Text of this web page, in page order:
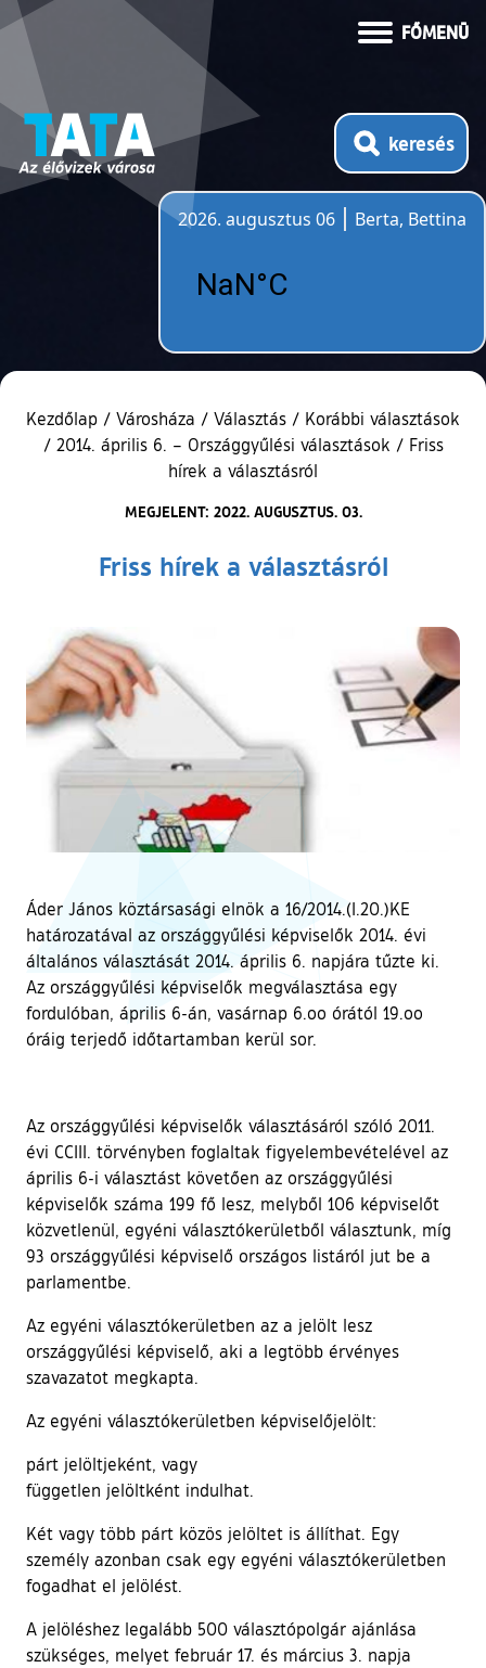
FŐMENÜ
keresés
2026. augusztus 06
Berta, Bettina
Kezdőlap / Városháza / Választás / Korábbi választások
/ 2014. április 6. – Országgyűlési választások / Friss
hírek a választásról
MEGJELENT: 2022. AUGUSZTUS. 03.
Friss hírek a választásról
Áder János köztársasági elnök a 16/2014.(I.20.)KE
határozatával az országgyűlési képviselők 2014. évi
általános választását 2014. április 6. napjára tűzte ki.
Az országgyűlési képviselők megválasztása egy
fordulóban, április 6-án, vasárnap 6.oo órától 19.oo
óráig terjedő időtartamban kerül sor.
Az országgyűlési képviselők választásáról szóló 2011.
évi CCIII. törvényben foglaltak figyelembevételével az
április 6-i választást követően az országgyűlési
képviselők száma 199 fő lesz, melyből 106 képviselőt
közvetlenül, egyéni választókerületből választunk, míg
93 országgyűlési képviselő országos listáról jut be a
parlamentbe.
Az egyéni választókerületben az a jelölt lesz
országgyűlési képviselő, aki a legtöbb érvényes
szavazatot megkapta.
Az egyéni választókerületben képviselőjelölt:
párt jelöltjeként, vagy
független jelöltként indulhat.
Két vagy több párt közös jelöltet is állíthat. Egy
személy azonban csak egy egyéni választókerületben
fogadhat el jelölést.
A jelöléshez legalább 500 választópolgár ajánlása
szükséges, melyet február 17. és március 3. napja